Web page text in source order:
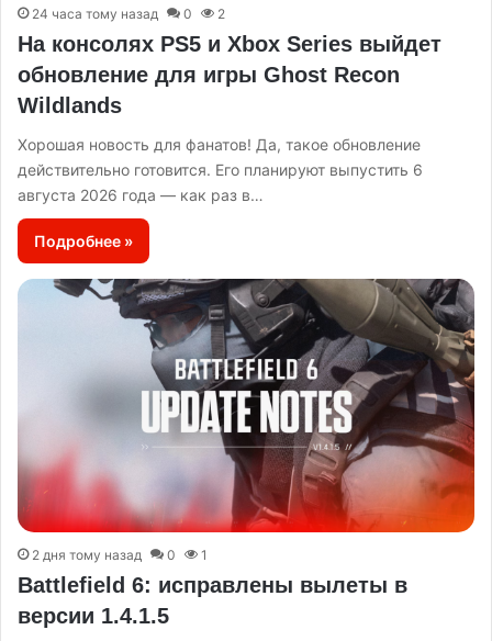
24 часа тому назад 0 2
На консолях PS5 и Xbox Series выйдет
обновление для игры Ghost Recon
Wildlands
Хорошая новость для фанатов! Да, такое обновление
действительно готовится. Его планируют выпустить 6
августа 2026 года — как раз в…
Подробнее »
2 дня тому назад 0 1
Battlefield 6: исправлены вылеты в
версии 1.4.1.5